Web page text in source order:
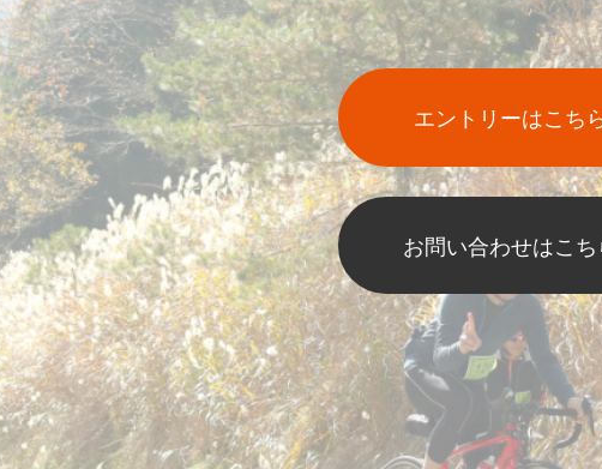
エントリーはこち
お問い合わせはこち